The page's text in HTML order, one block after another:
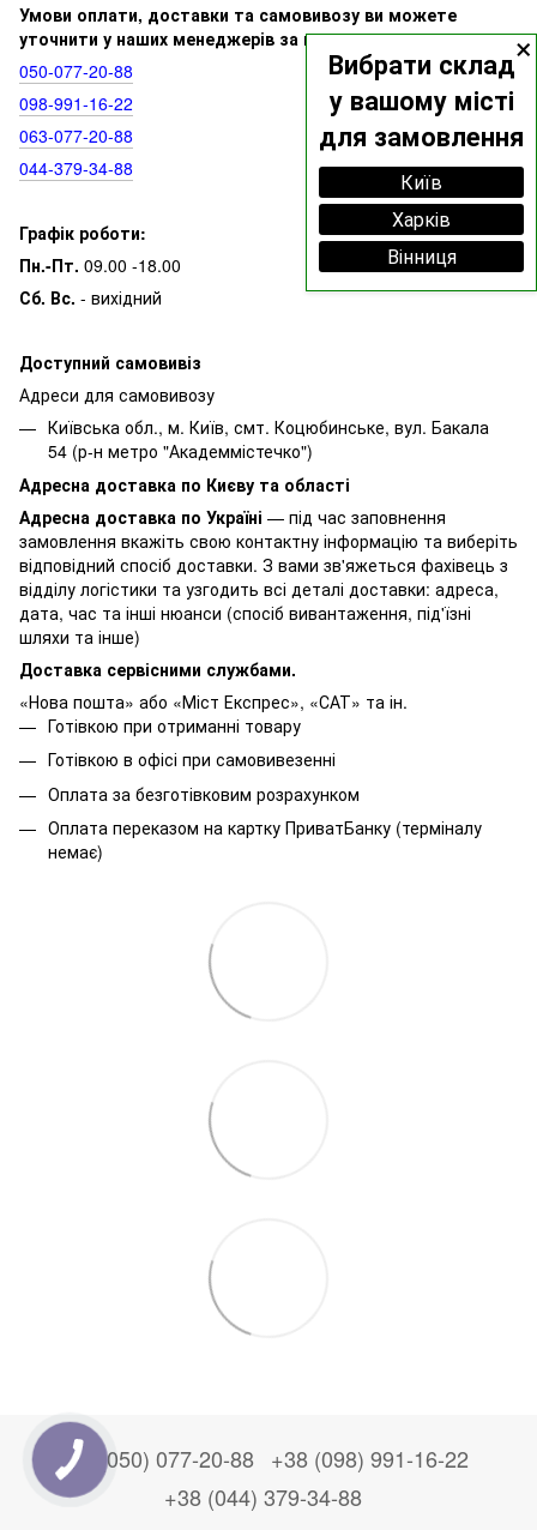
×
Вибрати склад
у вашому місті
для замовлення
Київ
Харків
Вінниця
Умови оплати, доставки та самовивозу ви можете
уточнити у наших менеджерів за номерами:
050‑077‑20‑88
098‑991‑16‑22
063‑077‑20‑88
044‑379‑34‑88
Графік роботи:
Пн.-Пт. 09.00 -18.00
Сб. Вс. - вихідний
Доступний самовивіз
Адреси для самовивозу
Київська обл., м. Київ, смт. Коцюбинське, вул. Бакала
54 (р-н метро "Академмістечко")
Адресна доставка по Києву та області
Адресна доставка по Україні — під час заповнення
замовлення вкажіть свою контактну інформацію та виберіть
відповідний спосіб доставки. З вами зв'яжеться фахівець з
відділу логістики та узгодить всі деталі доставки: адреса,
дата, час та інші нюанси (спосіб вивантаження, під'їзні
шляхи та інше)
Доставка сервісними службами.
«Нова пошта» або «Міст Експрес», «САТ» та ін.
Готівкою при отриманні товару
Готівкою в офісі при самовивезенні
Оплата за безготівковим розрахунком
Оплата переказом на картку ПриватБанку (терміналу
немає)
+38 (050) 077-20-88 +38 (098) 991-16-22
+38 (044) 379-34-88